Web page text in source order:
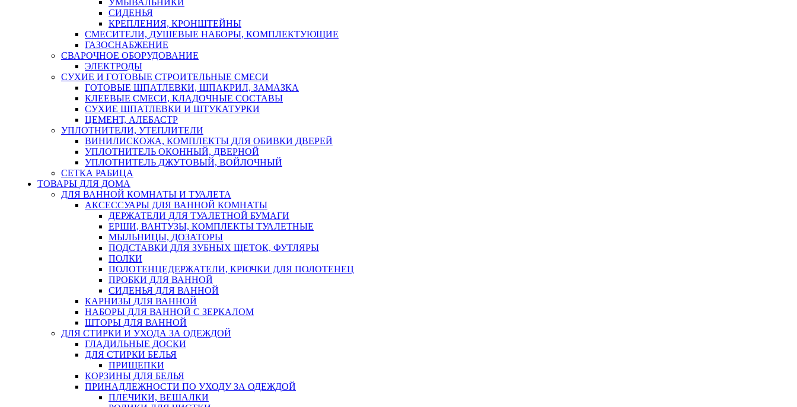
УМЫВАЛЬНИКИ
СИДЕНЬЯ
КРЕПЛЕНИЯ, КРОНШТЕЙНЫ
СМЕСИТЕЛИ, ДУШЕВЫЕ НАБОРЫ, КОМПЛЕКТУЮЩИЕ
ГАЗОСНАБЖЕНИЕ
СВАРОЧНОЕ ОБОРУДОВАНИЕ
ЭЛЕКТРОДЫ
СУХИЕ И ГОТОВЫЕ СТРОИТЕЛЬНЫЕ СМЕСИ
ГОТОВЫЕ ШПАТЛЕВКИ, ШПАКРИЛ, ЗАМАЗКА
КЛЕЕВЫЕ СМЕСИ, КЛАДОЧНЫЕ СОСТАВЫ
СУХИЕ ШПАТЛЕВКИ И ШТУКАТУРКИ
ЦЕМЕНТ, АЛЕБАСТР
УПЛОТНИТЕЛИ, УТЕПЛИТЕЛИ
ВИНИЛИСКОЖА, КОМПЛЕКТЫ ДЛЯ ОБИВКИ ДВЕРЕЙ
УПЛОТНИТЕЛЬ ОКОННЫЙ, ДВЕРНОЙ
УПЛОТНИТЕЛЬ ДЖУТОВЫЙ, ВОЙЛОЧНЫЙ
СЕТКА РАБИЦА
ТОВАРЫ ДЛЯ ДОМА
ДЛЯ ВАННОЙ КОМНАТЫ И ТУАЛЕТА
АКСЕССУАРЫ ДЛЯ ВАННОЙ КОМНАТЫ
ДЕРЖАТЕЛИ ДЛЯ ТУАЛЕТНОЙ БУМАГИ
ЕРШИ, ВАНТУЗЫ, КОМПЛЕКТЫ ТУАЛЕТНЫЕ
МЫЛЬНИЦЫ, ДОЗАТОРЫ
ПОДСТАВКИ ДЛЯ ЗУБНЫХ ЩЕТОК, ФУТЛЯРЫ
ПОЛКИ
ПОЛОТЕНЦЕДЕРЖАТЕЛИ, КРЮЧКИ ДЛЯ ПОЛОТЕНЕЦ
ПРОБКИ ДЛЯ ВАННОЙ
СИДЕНЬЯ ДЛЯ ВАННОЙ
КАРНИЗЫ ДЛЯ ВАННОЙ
НАБОРЫ ДЛЯ ВАННОЙ С ЗЕРКАЛОМ
ШТОРЫ ДЛЯ ВАННОЙ
ДЛЯ СТИРКИ И УХОДА ЗА ОДЕЖДОЙ
ГЛАДИЛЬНЫЕ ДОСКИ
ДЛЯ СТИРКИ БЕЛЬЯ
ПРИЩЕПКИ
КОРЗИНЫ ДЛЯ БЕЛЬЯ
ПРИНАДЛЕЖНОСТИ ПО УХОДУ ЗА ОДЕЖДОЙ
ПЛЕЧИКИ, ВЕШАЛКИ